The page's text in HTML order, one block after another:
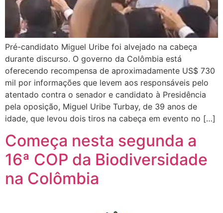
Pré-candidato Miguel Uribe foi alvejado na cabeça
durante discurso. O governo da Colômbia está
oferecendo recompensa de aproximadamente US$ 730
mil por informações que levem aos responsáveis pelo
atentado contra o senador e candidato à Presidência
pela oposição, Miguel Uribe Turbay, de 39 anos de
idade, que levou dois tiros na cabeça em evento no […]
Começa nesta segunda a
16ª COP da Biodiversidade
na Colômbia